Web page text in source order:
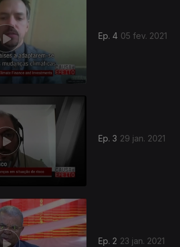
Ep. 4 05 fev. 2021
Ep. 3 29 jan. 2021
Ep. 2 23 jan. 2021